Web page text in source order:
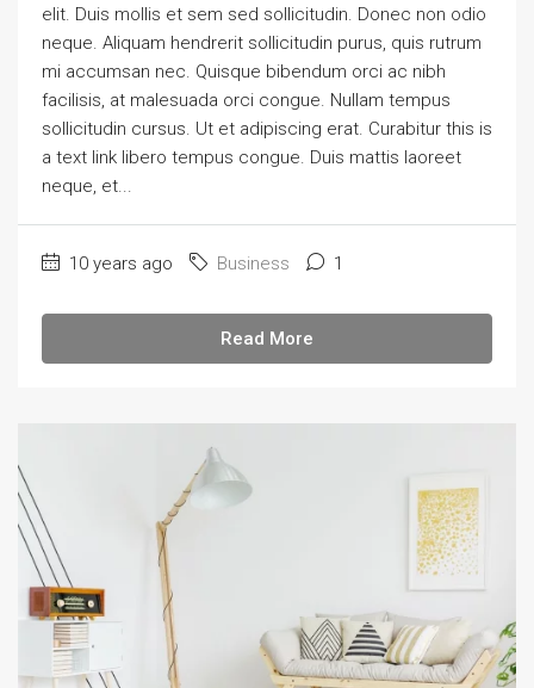
elit. Duis mollis et sem sed sollicitudin. Donec non odio
neque. Aliquam hendrerit sollicitudin purus, quis rutrum
mi accumsan nec. Quisque bibendum orci ac nibh
facilisis, at malesuada orci congue. Nullam tempus
sollicitudin cursus. Ut et adipiscing erat. Curabitur this is
a text link libero tempus congue. Duis mattis laoreet
neque, et...
10 years ago Business 1
Read More